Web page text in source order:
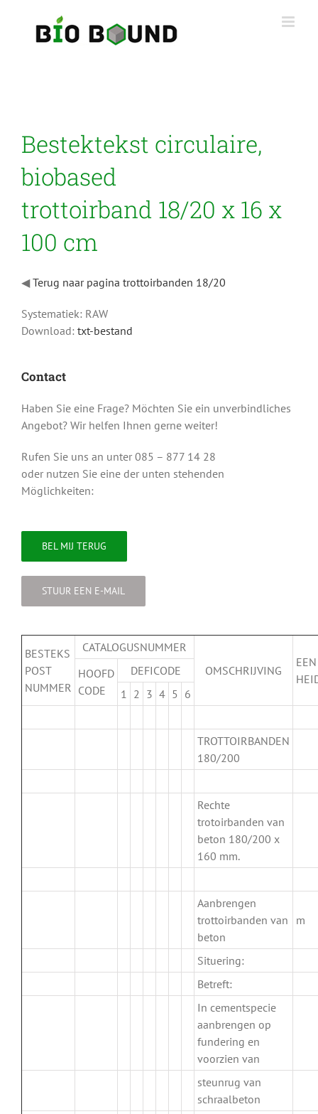
Bestektekst circulaire,
biobased
trottoirband 18/20 x 16 x
100 cm
◀Terug naar pagina trottoirbanden 18/20
Systematiek: RAW
Download: txt-bestand
Contact
Haben Sie eine Frage? Möchten Sie ein unverbindliches
Angebot? Wir helfen Ihnen gerne weiter!
Rufen Sie uns an unter 085 – 877 14 28
oder nutzen Sie eine der unten stehenden
Möglichkeiten:
BEL MIJ TERUG
STUUR EEN E-MAIL
BESTEKS
POST
NUMMER
CATALOGUSNUMMER
OMSCHRIJVING
EEN
HOOFD
CODE
DEFICODE
1 2 3 4 5 6
TROTTOIRBANDEN
180/200
Rechte
trotoirbanden van
beton 180/200 x
160 mm.
Aanbrengen
trottoirbanden van
beton
m
Situering:
Betreft:
In cementspecie
aanbrengen op
fundering en
voorzien van
steunrug van
schraalbeton